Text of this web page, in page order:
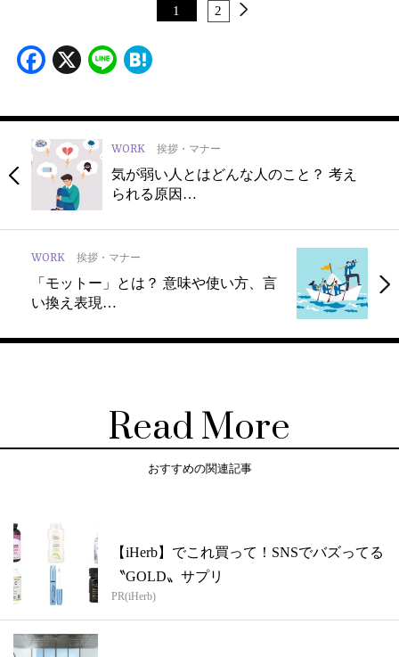
1 2
Facebook
X Line
WORK 挨拶・マナー
気が弱い人とはどんな人のこと？ 考え
られる原因…
WORK 挨拶・マナー
「モットー」とは？ 意味や使い方、言
い換え表現…
Read More
おすすめの関連記事
【iHerb】でこれ買って！SNSでバズってる
〝GOLD〟サプリ
PR(iHerb)